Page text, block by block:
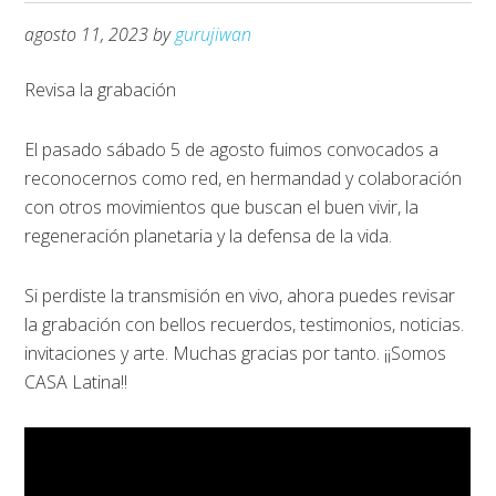
agosto 11, 2023bygurujiwan
Revisa la grabación
El pasado sábado 5 de agosto fuimos convocados a
reconocernos como red, en hermandad y colaboración
con otros movimientos que buscan el buen vivir, la
regeneración planetaria y la defensa de la vida.
Si perdiste la transmisión en vivo, ahora puedes revisar
la grabación con bellos recuerdos, testimonios, noticias.
invitaciones y arte. Muchas gracias por tanto. ¡¡Somos
CASA Latina!!